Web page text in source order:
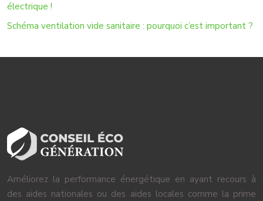
électrique !
Schéma ventilation vide sanitaire : pourquoi c’est important ?
Améliorez la performance énergétique en ayant recours à
des aides nationales ou des aides locales comme la prime